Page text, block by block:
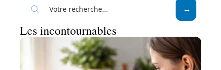
Les incontournables